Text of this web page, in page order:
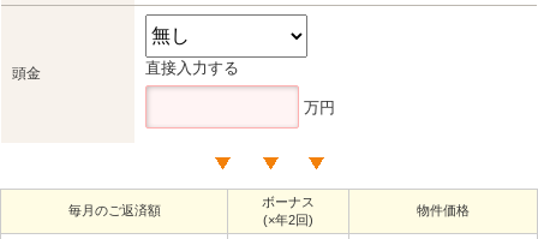
頭金 直接入力する
万円
毎月のご返済額
ボーナス
(×年2回)
物件価格